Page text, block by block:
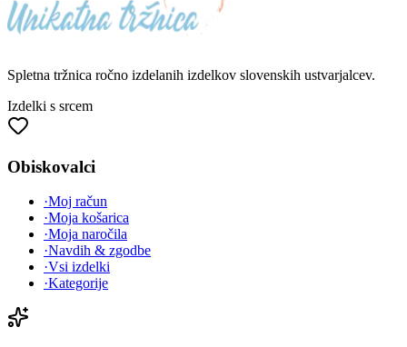
Spletna tržnica ročno izdelanih izdelkov slovenskih ustvarjalcev.
Izdelki s srcem
Obiskovalci
·Moj račun
·Moja košarica
·Moja naročila
·Navdih & zgodbe
·Vsi izdelki
·Kategorije